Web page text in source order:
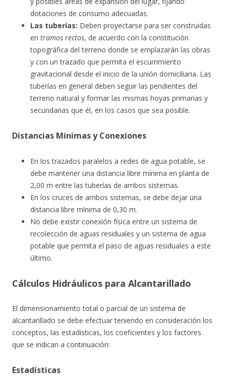
dotaciones de consumo adecuadas.
Las tuberías: Deben proyectarse para ser construidas
en tramos rectos, de acuerdo con la constitución
topográfica del terreno donde se emplazarán las obras
y con un trazado que permita el escurrimiento
gravitacional desde el inicio de la unión domiciliaria. Las
tuberías en general deben seguir las pendientes del
terreno natural y formar las mismas hoyas primarias y
secundarias que él, en los casos que sea posible.
Distancias Mínimas y Conexiones
En los trazados paralelos a redes de agua potable, se
debe mantener una distancia libre mínima en planta de
2,00 m entre las tuberías de ambos sistemas.
En los cruces de ambos sistemas, se debe dejar una
distancia libre mínima de 0,30 m.
No debe existir conexión física entre un sistema de
recolección de aguas residuales y un sistema de agua
potable que permita el paso de aguas residuales a este
último.
Cálculos Hidráulicos para Alcantarillado
El dimensionamiento total o parcial de un sistema de
alcantarillado se debe efectuar teniendo en consideración los
conceptos, las estadísticas, los coeficientes y los factores
que se indican a continuación:
Estadísticas